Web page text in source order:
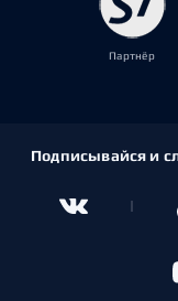
Партнёр
Подписывайся и